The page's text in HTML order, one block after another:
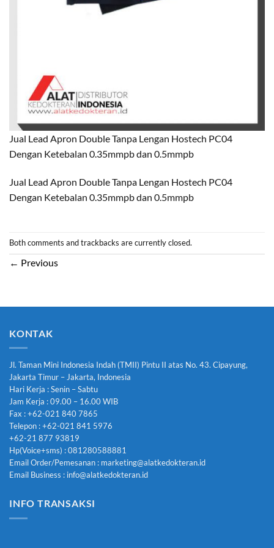
Jual Lead Apron Double Tanpa Lengan Hostech PC04
Dengan Ketebalan 0.35mmpb dan 0.5mmpb
Jual Lead Apron Double Tanpa Lengan Hostech PC04
Dengan Ketebalan 0.35mmpb dan 0.5mmpb
Both comments and trackbacks are currently closed.
← Previous
KONTAK
Jl. Taman Mini Indonesia Indah (TMII) Pintu II atas No. 43. Cipayung,
Jakarta Timur – Jakarta, Indonesia
Hari Kerja : Senin – Sabtu
Jam Kerja : 09.00 – 16.00 WIB
Fax : +62-021 840 7865
Telepon : +62-021 841 5976
+62-21 877 93819
Hp(Voice+sms) : 081280588881
Email Order/Pemesanan : marketing@alatkedokteran.id
Email Business : info@alatkedokteran.id
INFO TRANSAKSI